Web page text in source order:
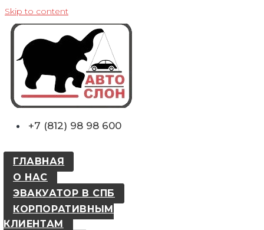
Skip to content
+7 (812) 98 98 600
ГЛАВНАЯ
О НАС
ЭВАКУАТОР В СПБ
КОРПОРАТИВНЫМ
КЛИЕНТАМ